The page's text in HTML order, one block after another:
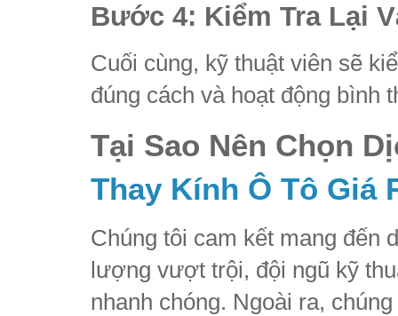
Bước 4: Kiểm Tra Lại
Cuối cùng, kỹ thuật viên sẽ
đúng cách và hoạt động bình
Tại Sao Nên Chọn
Thay Kính Ô Tô Giá
Chúng tôi cam kết mang đến
lượng vượt trội, đội ngũ kỹ
nhanh chóng. Ngoài ra,